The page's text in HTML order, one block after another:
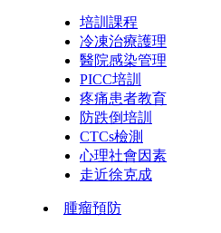
培訓課程
冷凍治療護理
醫院感染管理
PICC培訓
疼痛患者教育
防跌倒培訓
CTCs檢測
心理社會因素
走近徐克成
腫瘤預防